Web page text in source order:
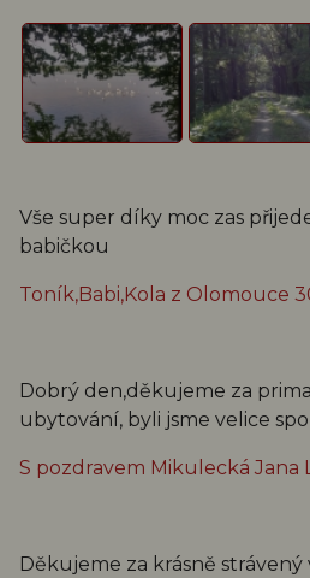
Vše super díky moc zas
babičkou
Toník,Babi,Kola z Olomouce
Dobrý den,děkujeme za
ubytování, byli jsme velice
S pozdravem Mikulecká Jana
Děkujeme za krásně strávený